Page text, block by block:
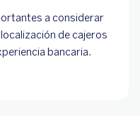
a considerar
de cajeros
bancaria.